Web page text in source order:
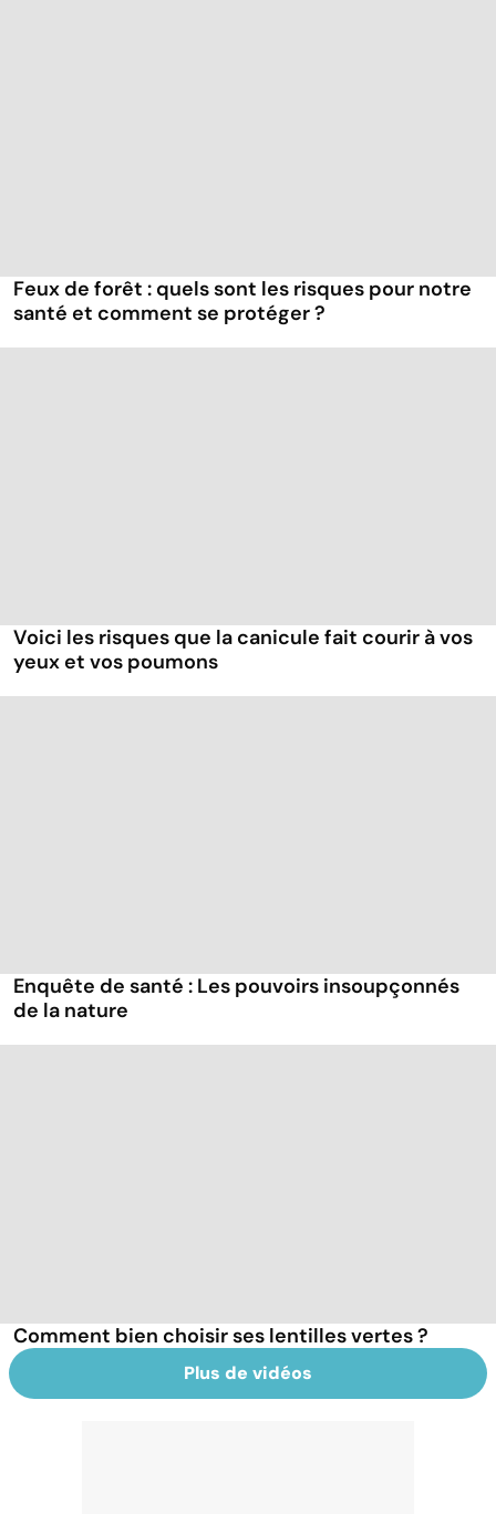
Feux de forêt : quels sont les risques pour notre
santé et comment se protéger ?
Voici les risques que la canicule fait courir à vos
yeux et vos poumons
Enquête de santé : Les pouvoirs insoupçonnés
de la nature
Comment bien choisir ses lentilles vertes ?
Plus de vidéos